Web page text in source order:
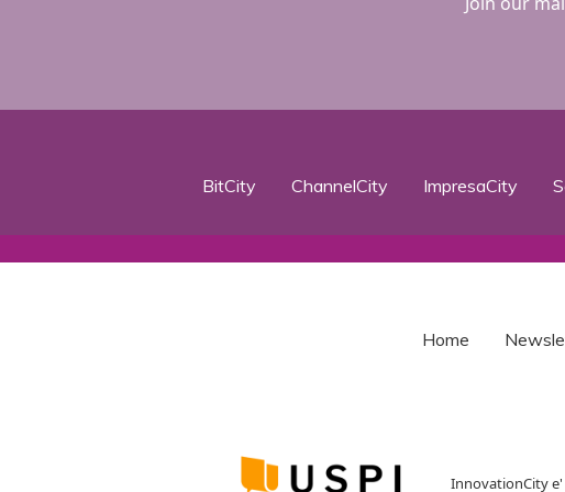
BitCity ChannelCity ImpresaCity
Home
InnovationCity